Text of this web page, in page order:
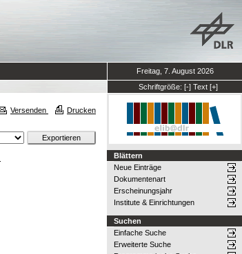
Freitag, 7. August 2026
Schriftgröße: [-] Text [+]
Versenden Drucken
Blättern
Neue Einträge
Dokumentenart
Erscheinungsjahr
Institute & Einrichtungen
Suchen
Einfache Suche
Erweiterte Suche